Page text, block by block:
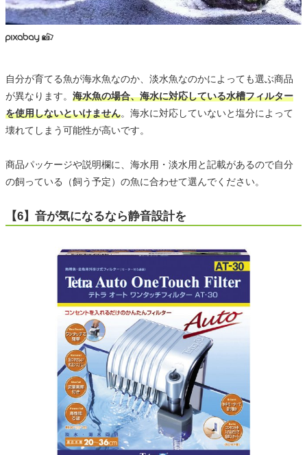
自分が育てる魚が海水魚なのか、淡水魚なのかによっても選ぶ商品
が異なります。 海水魚の場合、海水に対応している水槽フィルター
を使用しないといけません。海水に対応していないと塩分によって
壊れてしまう可能性が高いです。
商品パッケージや説明欄に、海水用・淡水用と記載があるので自分
の飼っている（飼う予定）の魚に合わせて選んでください。
【6】音が気になるなら静音設計を